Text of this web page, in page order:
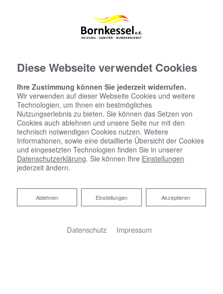
Ihr Bad aus einer Hand​ von
Diese Webseite verwendet Cookies
Ihre Zustimmung können Sie jederzeit widerrufen.
Wir verwenden auf dieser Webseite Cookies und weitere
Technologien, um Ihnen ein bestmögliches
Nutzungserlebnis zu bieten. Sie können das Setzen von
Cookies auch ablehnen und unsere Seite nur mit den
technisch notwendigen Cookies nutzen. Weitere
Informationen, sowie eine detaillierte Übersicht der Cookies
und eingesetzten Technologien finden Sie in unserer
Datenschutzerklärung. Sie können Ihre Einstellungen
jederzeit ändern.
Akzeptieren
Einstellungen
Ablehnen
Ablehnen
Datenschutz Impressum